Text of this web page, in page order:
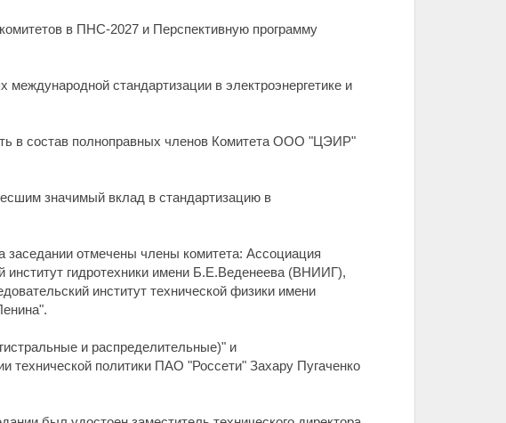
в ПНС-2027 и Перспективную программу
стандартизации в электроэнергетике и
в состав полноправных членов Комитета ООО "ЦЭИР"
значимый вклад в стандартизацию в
заседании отмечены члены комитета: Ассоциация
гидротехники имени Б.Е.Веденеева (ВНИИГ),
институт технической физики имени
и распределительные)" и
технической политики ПАО "Россети" Захару Пугаченко